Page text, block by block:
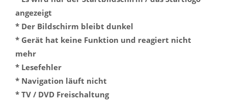
angezeigt
* Der Bildschirm bleibt dunkel
* Gerät hat keine Funktion und reagiert nicht
mehr
* Lesefehler
* Navigation läuft nicht
* TV / DVD Freischaltung